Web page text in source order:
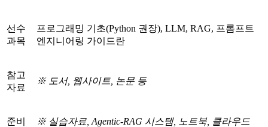
선수
과목
프로그래밍 기초(Python 권장), LLM, RAG, 프롬프트
엔지니어링 가이드란
참고
자료
※ 도서, 웹사이트 논문 등
준비
※ 실습자료 Agentic-RAG 시스템, 노트북, 클라우드